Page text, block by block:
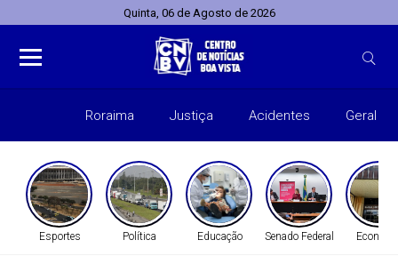
Quinta, 06 de Agosto de 2026
Roraima Justiça Acidentes Geral
Esportes Política Educação Senado Federal